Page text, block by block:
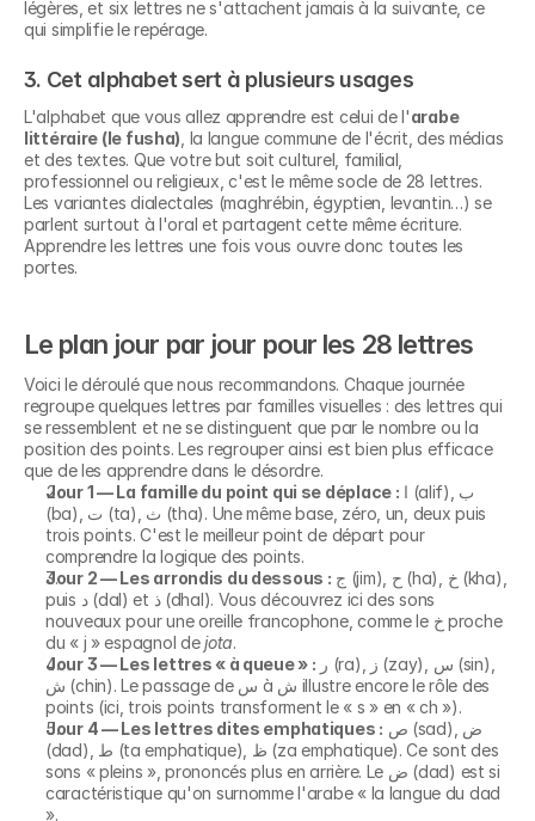
légères, et six lettres ne s'attachent jamais à la suivante, ce
qui simplifie le repérage.
3. Cet alphabet sert à plusieurs usages
L'alphabet que vous allez apprendre est celui de l'arabe
littéraire (le fusha) , la langue commune de l'écrit, des médias
et des textes. Que votre but soit culturel, familial,
professionnel ou religieux, c'est le même socle de 28 lettres.
Les variantes dialectales (maghrébin, égyptien, levantin…) se
parlent surtout à l'oral et partagent cette même écriture.
Apprendre les lettres une fois vous ouvre donc toutes les
portes.
Le plan jour par jour pour les 28 lettres
Voici le déroulé que nous recommandons. Chaque journée
regroupe quelques lettres par familles visuelles : des lettres qui
se ressemblent et ne se distinguent que par le nombre ou la
position des points. Les regrouper ainsi est bien plus efficace
que de les apprendre dans le désordre.
Jour 1 — La famille du point qui se déplace :
(ba), ت (ta), ث (tha). Une même base, zéro, un, deux puis
trois points. C'est le meilleur point de départ pour
comprendre la logique des points.
Jour 2 — Les arrondis du dessous :
puis د (dal) et ذ (dhal). Vous découvrez ici des sons
nouveaux pour une oreille francophone, comme le خ proche
du « j » espagnol de jota.
Jour 3 — Les lettres « à queue » :
ش (chin). Le passage de س à ش illustre encore le rôle des
points (ici, trois points transforment le « s » en « ch »).
Jour 4 — Les lettres dites emphatiques :
(dad), ط (ta emphatique), ظ (za emphatique). Ce sont des
sons « pleins », prononcés plus en arrière. Le ض (dad) est si
caractéristique qu'on surnomme l'arabe « la langue du dad
».